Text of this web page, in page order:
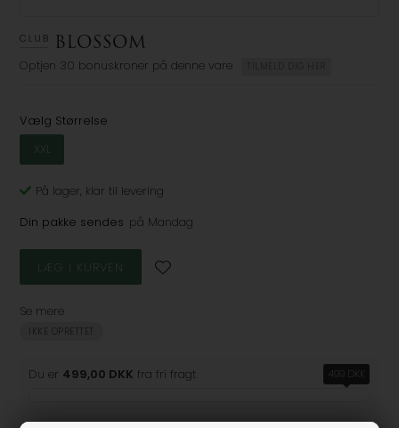
Optjen 30 bonuskroner på denne vare TILMELD DIG HER
Vælg Størrelse
XXL
På lager, klar til levering
Din pakke sendes på Mandag
Se mere
IKKE OPRETTET
Du er 499,00 DKK fra fri fragt 499 DKK